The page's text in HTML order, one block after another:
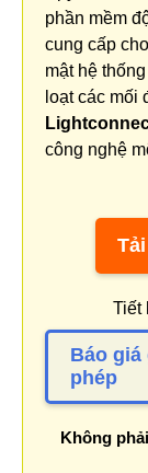
phần mềm
cung cấp
mật hệ
loạt các mối
công nghệ
Tiết
Báo giá
phép
Không